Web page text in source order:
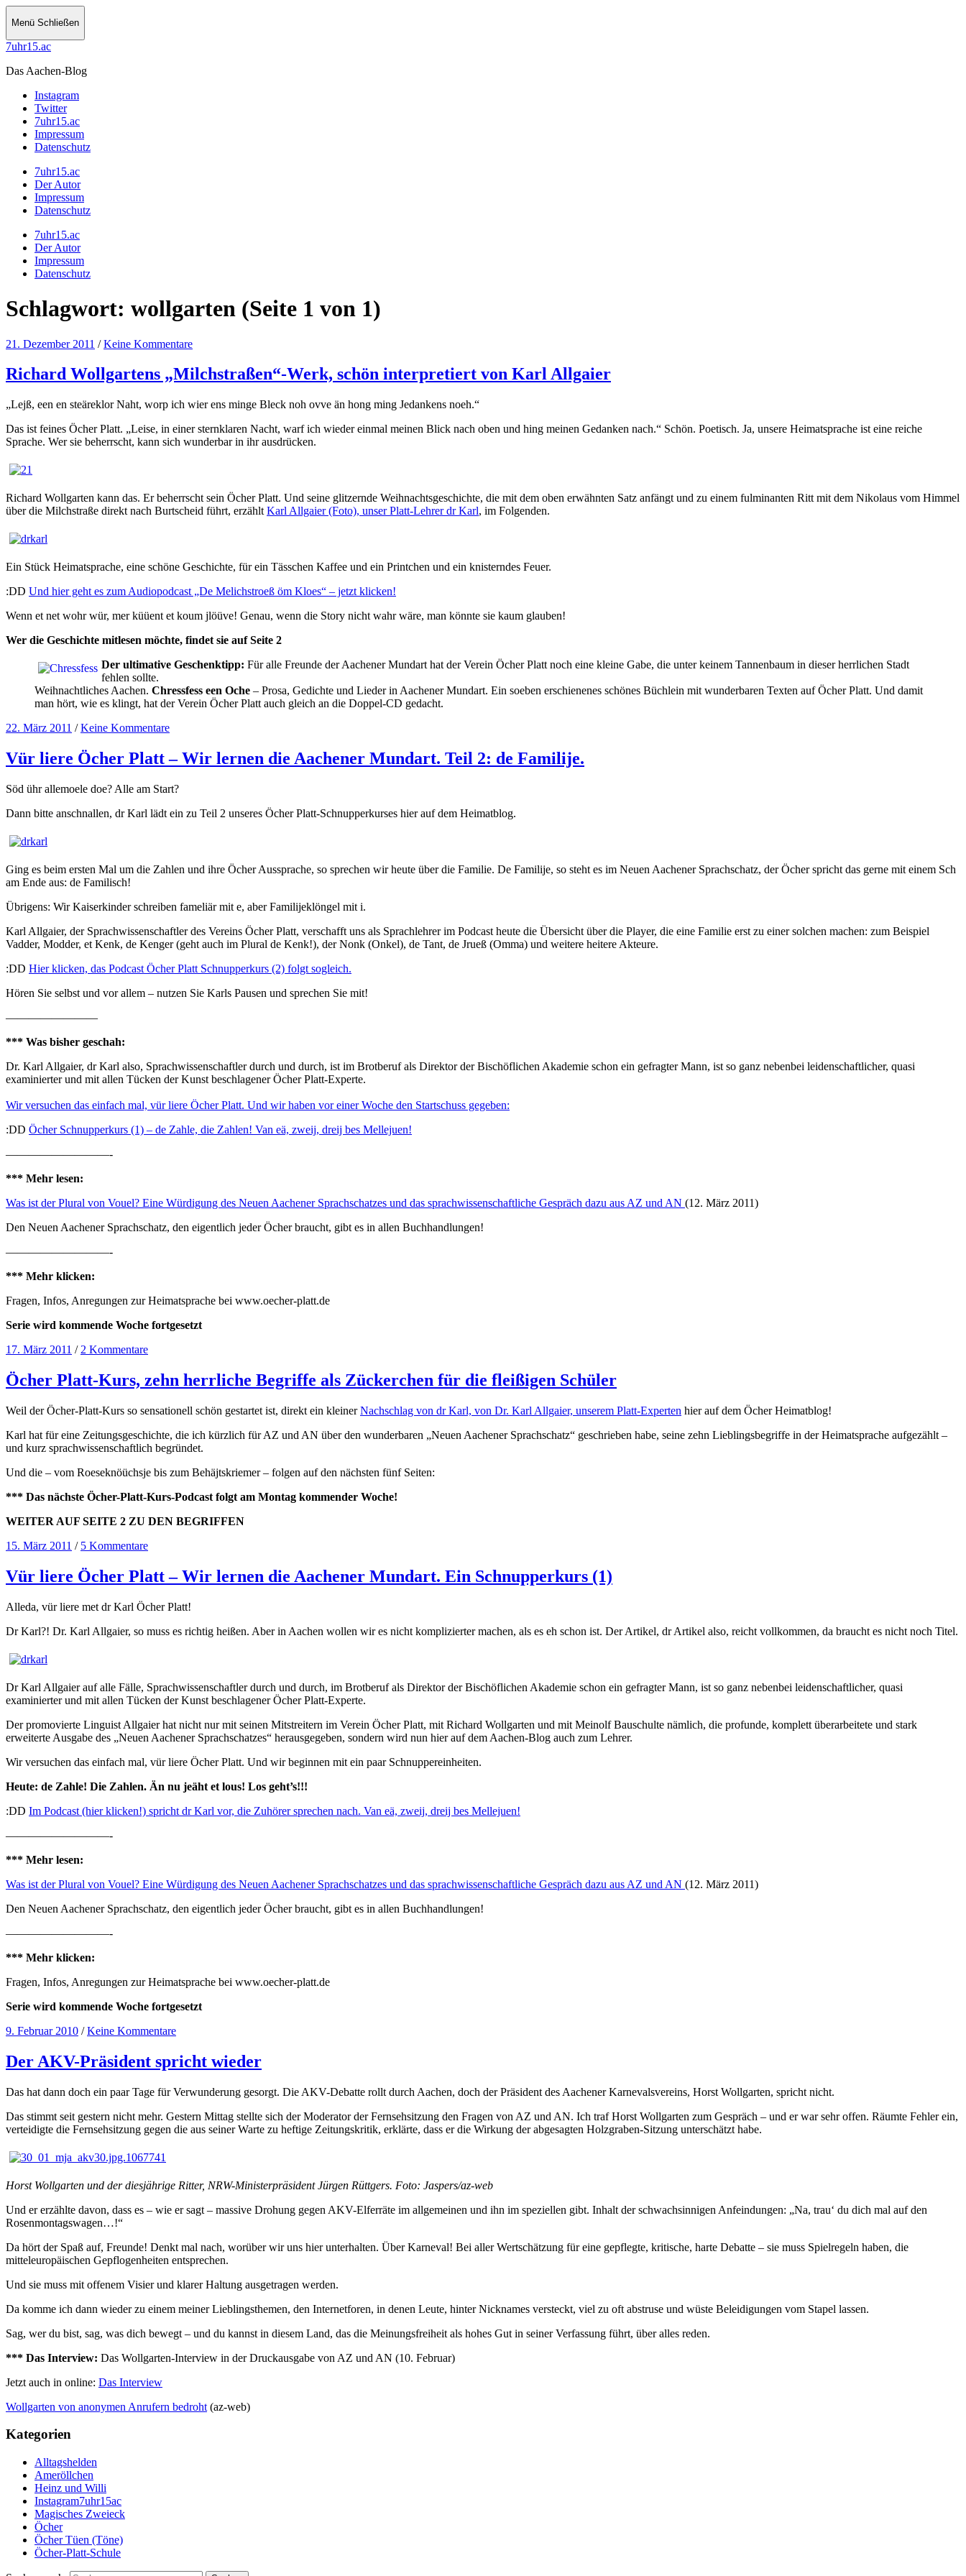
Menü Schließen
7uhr15.ac
Das Aachen-Blog
Instagram
Twitter
7uhr15.ac
Impressum
Datenschutz
7uhr15.ac
Der Autor
Impressum
Datenschutz
7uhr15.ac
Der Autor
Impressum
Datenschutz
Schlagwort: wollgarten (Seite 1 von 1)
21. Dezember 2011 / Keine Kommentare
Richard Wollgartens „Milchstraßen“-Werk, schön interpretiert von Karl Allgaier
„Lejß, een en steäreklor Naht, worp ich wier ens minge Bleck noh ovve än hong ming Jedankens noeh.“
Das ist feines Öcher Platt. „Leise, in einer sternklaren Nacht, warf ich wieder einmal meinen Blick nach oben und hing meinen Gedanken nach.“ Schön. Poetisch. Ja, unsere Heimatsprache ist eine reiche
Sprache. Wer sie beherrscht, kann sich wunderbar in ihr ausdrücken.
Richard Wollgarten kann das. Er beherrscht sein Öcher Platt. Und seine glitzernde Weihnachtsgeschichte, die mit dem oben erwähnten Satz anfängt und zu einem fulminanten Ritt mit dem Nikolaus vom Himmel
über die Milchstraße direkt nach Burtscheid führt, erzählt Karl Allgaier (Foto), unser Platt-Lehrer dr Karl, im Folgenden.
Ein Stück Heimatsprache, eine schöne Geschichte, für ein Tässchen Kaffee und ein Printchen und ein knisterndes Feuer.
:DD Und hier geht es zum Audiopodcast „De Melichstroeß öm Kloes“ – jetzt klicken!
Wenn et net wohr wür, mer küüent et koum jlöüve! Genau, wenn die Story nicht wahr wäre, man könnte sie kaum glauben!
Wer die Geschichte mitlesen möchte, findet sie auf Seite 2
Der ultimative Geschenktipp: Für alle Freunde der Aachener Mundart hat der Verein Öcher Platt noch eine kleine Gabe, die unter keinem Tannenbaum in dieser herrlichen Stadt
fehlen sollte.
Weihnachtliches Aachen. Chressfess een Oche – Prosa, Gedichte und Lieder in Aachener Mundart. Ein soeben erschienenes schönes Büchlein mit wunderbaren Texten auf Öcher Platt. Und damit
man hört, wie es klingt, hat der Verein Öcher Platt auch gleich an die Doppel-CD gedacht.
22. März 2011 / Keine Kommentare
Vür liere Öcher Platt – Wir lernen die Aachener Mundart. Teil 2: de Familije.
Söd ühr allemoele doe? Alle am Start?
Dann bitte anschnallen, dr Karl lädt ein zu Teil 2 unseres Öcher Platt-Schnupperkurses hier auf dem Heimatblog.
Ging es beim ersten Mal um die Zahlen und ihre Öcher Aussprache, so sprechen wir heute über die Familie. De Familije, so steht es im Neuen Aachener Sprachschatz, der Öcher spricht das gerne mit einem Sch
am Ende aus: de Familisch!
Übrigens: Wir Kaiserkinder schreiben fameliär mit e, aber Familijeklöngel mit i.
Karl Allgaier, der Sprachwissenschaftler des Vereins Öcher Platt, verschafft uns als Sprachlehrer im Podcast heute die Übersicht über die Player, die eine Familie erst zu einer solchen machen: zum Beispiel
Vadder, Modder, et Kenk, de Kenger (geht auch im Plural de Kenk!), der Nonk (Onkel), de Tant, de Jrueß (Omma) und weitere heitere Akteure.
:DD Hier klicken, das Podcast Öcher Platt Schnupperkurs (2) folgt sogleich.
Hören Sie selbst und vor allem – nutzen Sie Karls Pausen und sprechen Sie mit!
————————
*** Was bisher geschah:
Dr. Karl Allgaier, dr Karl also, Sprachwissenschaftler durch und durch, ist im Brotberuf als Direktor der Bischöflichen Akademie schon ein gefragter Mann, ist so ganz nebenbei leidenschaftlicher, quasi
examinierter und mit allen Tücken der Kunst beschlagener Öcher Platt-Experte.
Wir versuchen das einfach mal, vür liere Öcher Platt. Und wir haben vor einer Woche den Startschuss gegeben:
:DD Öcher Schnupperkurs (1) – de Zahle, die Zahlen! Van eä, zweij, dreij bes Mellejuen!
—————————-
*** Mehr lesen:
Was ist der Plural von Vouel? Eine Würdigung des Neuen Aachener Sprachschatzes und das sprachwissenschaftliche Gespräch dazu aus AZ und AN (12. März 2011)
Den Neuen Aachener Sprachschatz, den eigentlich jeder Öcher braucht, gibt es in allen Buchhandlungen!
—————————-
*** Mehr klicken:
Fragen, Infos, Anregungen zur Heimatsprache bei www.oecher-platt.de
Serie wird kommende Woche fortgesetzt
17. März 2011 / 2 Kommentare
Öcher Platt-Kurs, zehn herrliche Begriffe als Zückerchen für die fleißigen Schüler
Weil der Öcher-Platt-Kurs so sensationell schön gestartet ist, direkt ein kleinerNachschlag von dr Karl, von Dr. Karl Allgaier, unserem Platt-Experten hier auf dem Öcher Heimatblog!
Karl hat für eine Zeitungsgeschichte, die ich kürzlich für AZ und AN über den wunderbaren „Neuen Aachener Sprachschatz“ geschrieben habe, seine zehn Lieblingsbegriffe in der Heimatsprache aufgezählt –
und kurz sprachwissenschaftlich begründet.
Und die – vom Roeseknöüchsje bis zum Behäjtskriemer – folgen auf den nächsten fünf Seiten:
*** Das nächste Öcher-Platt-Kurs-Podcast folgt am Montag kommender Woche!
WEITER AUF SEITE 2 ZU DEN BEGRIFFEN
15. März 2011 / 5 Kommentare
Vür liere Öcher Platt – Wir lernen die Aachener Mundart. Ein Schnupperkurs (1)
Alleda, vür liere met dr Karl Öcher Platt!
Dr Karl?! Dr. Karl Allgaier, so muss es richtig heißen. Aber in Aachen wollen wir es nicht komplizierter machen, als es eh schon ist. Der Artikel, dr Artikel also, reicht vollkommen, da braucht es nicht noch Titel.
Dr Karl Allgaier auf alle Fälle, Sprachwissenschaftler durch und durch, im Brotberuf als Direktor der Bischöflichen Akademie schon ein gefragter Mann, ist so ganz nebenbei leidenschaftlicher, quasi
examinierter und mit allen Tücken der Kunst beschlagener Öcher Platt-Experte.
Der promovierte Linguist Allgaier hat nicht nur mit seinen Mitstreitern im Verein Öcher Platt, mit Richard Wollgarten und mit Meinolf Bauschulte nämlich, die profunde, komplett überarbeitete und stark
erweiterte Ausgabe des „Neuen Aachener Sprachschatzes“ herausgegeben, sondern wird nun hier auf dem Aachen-Blog auch zum Lehrer.
Wir versuchen das einfach mal, vür liere Öcher Platt. Und wir beginnen mit ein paar Schnuppereinheiten.
Heute: de Zahle! Die Zahlen. Än nu jeäht et lous! Los geht’s!!!
:DD Im Podcast (hier klicken!) spricht dr Karl vor, die Zuhörer sprechen nach. Van eä, zweij, dreij bes Mellejuen!
—————————-
*** Mehr lesen:
Was ist der Plural von Vouel? Eine Würdigung des Neuen Aachener Sprachschatzes und das sprachwissenschaftliche Gespräch dazu aus AZ und AN (12. März 2011)
Den Neuen Aachener Sprachschatz, den eigentlich jeder Öcher braucht, gibt es in allen Buchhandlungen!
—————————-
*** Mehr klicken:
Fragen, Infos, Anregungen zur Heimatsprache bei www.oecher-platt.de
Serie wird kommende Woche fortgesetzt
9. Februar 2010 / Keine Kommentare
Der AKV-Präsident spricht wieder
Das hat dann doch ein paar Tage für Verwunderung gesorgt. Die AKV-Debatte rollt durch Aachen, doch der Präsident des Aachener Karnevalsvereins, Horst Wollgarten, spricht nicht.
Das stimmt seit gestern nicht mehr. Gestern Mittag stellte sich der Moderator der Fernsehsitzung den Fragen von AZ und AN. Ich traf Horst Wollgarten zum Gespräch – und er war sehr offen. Räumte Fehler ein,
verteidigte die Fernsehsitzung gegen die aus seiner Warte zu heftige Zeitungskritik, erklärte, dass er die Wirkung der abgesagten Holzgraben-Sitzung unterschätzt habe.
Horst Wollgarten und der diesjährige Ritter, NRW-Ministerpräsident Jürgen Rüttgers. Foto: Jaspers/az-web
Und er erzählte davon, dass es – wie er sagt – massive Drohung gegen AKV-Elferräte im allgemeinen und ihn im speziellen gibt. Inhalt der schwachsinnigen Anfeindungen: „Na, trau‘ du dich mal auf den
Rosenmontagswagen…!“
Da hört der Spaß auf, Freunde! Denkt mal nach, worüber wir uns hier unterhalten. Über Karneval! Bei aller Wertschätzung für eine gepflegte, kritische, harte Debatte – sie muss Spielregeln haben, die
mitteleuropäischen Gepflogenheiten entsprechen.
Und sie muss mit offenem Visier und klarer Haltung ausgetragen werden.
Da komme ich dann wieder zu einem meiner Lieblingsthemen, den Internetforen, in denen Leute, hinter Nicknames versteckt, viel zu oft abstruse und wüste Beleidigungen vom Stapel lassen.
Sag, wer du bist, sag, was dich bewegt – und du kannst in diesem Land, das die Meinungsfreiheit als hohes Gut in seiner Verfassung führt, über alles reden.
*** Das Interview: Das Wollgarten-Interview in der Druckausgabe von AZ und AN (10. Februar)
Jetzt auch in online: Das Interview
Wollgarten von anonymen Anrufern bedroht (az-web)
Kategorien
Alltagshelden
Ameröllchen
Heinz und Willi
Instagram7uhr15ac
Magisches Zweieck
Öcher
Öcher Tüen (Töne)
Öcher-Platt-Schule